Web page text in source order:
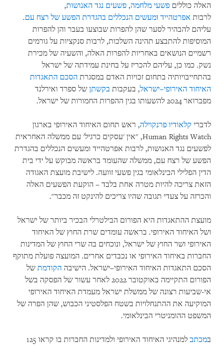
האלה כוללים פשעי מלחמה, פשעים נגד האנושות,
לרבות אפרטהייד ומעשים הנכללים בהגדרת הפשע של רצח עם.
עליהם להבהיר לסער שהן להפרות שבוצעו בעבר והן להפרות
המוסיפות להתבצע תהינה השלכות, לרבות סנקציות על גורמים
רשמיים הנושאים באחריות להפרות האלה, והשעיה של מכירת
נשק. כמו כן, עליהם להכריז על בחינת עמידתה של ישראל
בהתחייבויותיה בתחום זכויות האדם במסגרת הסכם התאגדות
האיחוד האירופי–ישראל, בעקבות בקשתן של ספרד ואירלנד
מפברואר 2024 להשעותו בגין ההפרות החמורות של ישראל.
לדברי קלאודיו פרנקוילה, ראש תחום האיחוד האירופי בארגון
Human Rights Watch, "אין 'עסקים כרגיל' עם ממשלה האחראית
לפשעים נגד האנושות, לרבות אפרטהייד ומעשים הנכללים בהגדרת
הפשע של רצח עם, ממשלה שהעומד בראשה מבוקש על ידי בית
הדין הפלילי הבינלאומי בגין פשעי זוועה. לישיבת מועצת האגודה
הזאת צריכה להיות מטרה אחת בלבד – הוקעת הפשעים האלה
והכרזה על צעדי תגובה שהיו צריכים להינקט זה מכבר".
מועצת ההתאגדות היא הפורום הבילטרלי הבכיר ביותר של ישראל
ושל האיחוד האירופי. בראשה עומדים שרת החוץ של האיחוד
האירופי ושר החוץ של ישראל, ונוכחים בה שרי החוץ של המדינות
החברות באיחוד האירופי או נכבדים אחרים. המועצה פועלת מתוקף
הסכם התאגדות האיחוד האירופי–ישראל. הישיבה הקודמת של
הפורום התקיימה באוקטובר 2022 לאחר עשור של הפסקה בשל
אי-שביעות רצונה של ממשלת ישראל מעמדת האיחוד האירופי
המוקיעה את ההתנחלויות בשטח הפלסטיני הכבוש, שהן הפרה של
המשפט ההומניטרי הבינלאומי.
במכתב
למנהיגי האיחוד האירופי ולמדינות החברות בו קראו 125